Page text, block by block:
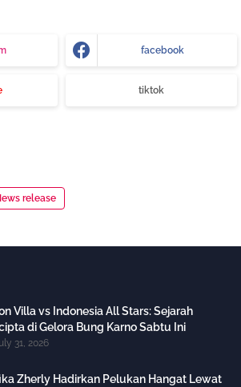
facebook
tiktok
release
Villa vs Indonesia All Stars: Sejarah
di Gelora Bung Karno Sabtu Ini
31, 2026
Zherly Hadirkan Pelukan Hangat Lewat